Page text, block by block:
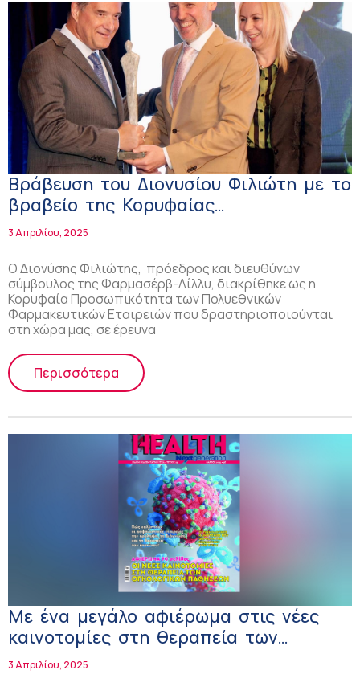
Βράβευση του Διονυσίου Φιλιώτη με το
βραβείο της Κορυφαίας
Προσωπικότητας στις Πολυεθνικές
Φαρμακευτικές Εταιρείες στην Ελλάδα!
3 Απριλίου, 2025
Ο Διονύσης Φιλιώτης, πρόεδρος και διευθύνων
σύμβουλος της Φαρμασέρβ-Λίλλυ, διακρίθηκε ως η
Κορυφαία Προσωπικότητα των Πολυεθνικών
Φαρμακευτικών Εταιρειών που δραστηριοποιούνται
στη χώρα μας, σε έρευνα
Περισσότερα
Με ένα μεγάλο αφιέρωμα στις νέες
καινοτομίες στη θεραπεία των
ογκολογικών παθήσεων κυκλοφορεί το
νέο Health Next Generation και σε
3 Απριλίου, 2025